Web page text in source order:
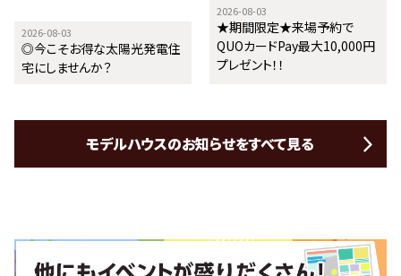
2026-08-03
◎今こそお得な太陽光発電住
宅にしませんか？
2026-08-03
★期間限定★来場予約で
QUOカードPay最大10,000円
プレゼント！！
モデルハウスのお知らせをすべて見る